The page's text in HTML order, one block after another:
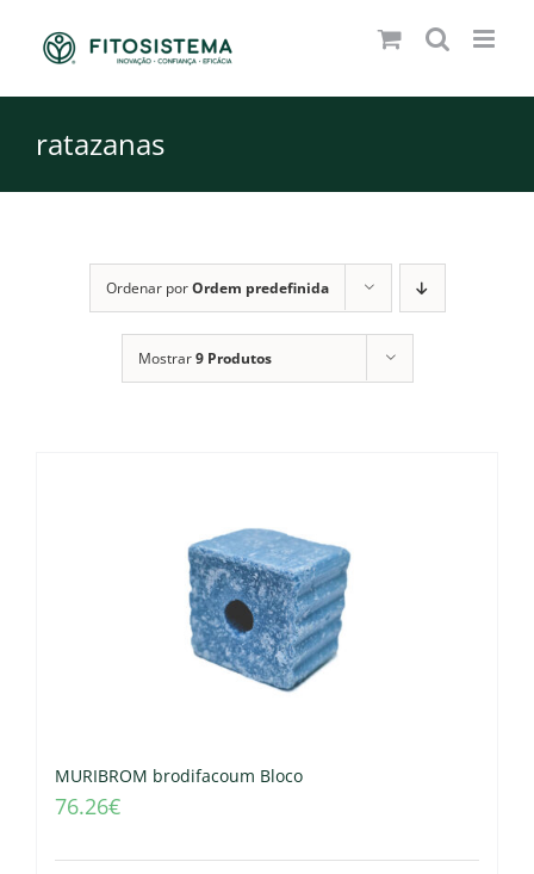
ratazanas
Ordenar porOrdem predefinida
Mostrar9 Produtos
MURIBROM brodifacoum Bloco
76.26€